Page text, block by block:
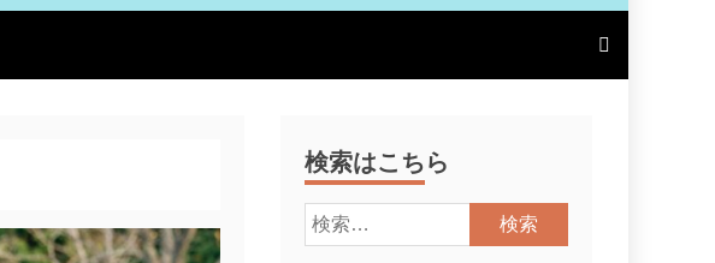
検索はこちら
検
索: